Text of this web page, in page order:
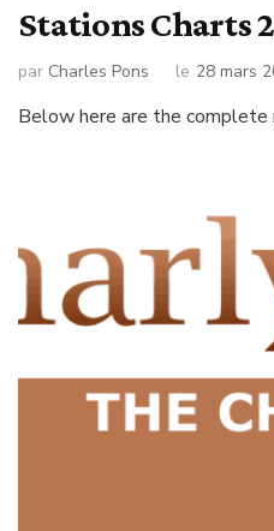
Stations Charts
par Charles Pons le 28 mars
Below here are the